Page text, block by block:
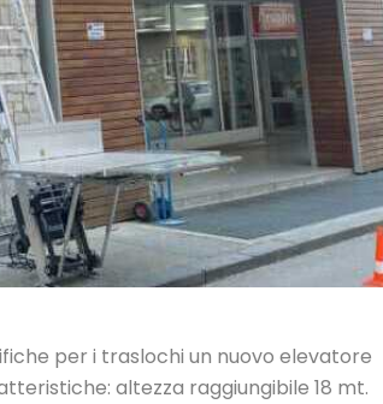
per i traslochi un nuovo elevatore
altezza raggiungibile 18 mt.